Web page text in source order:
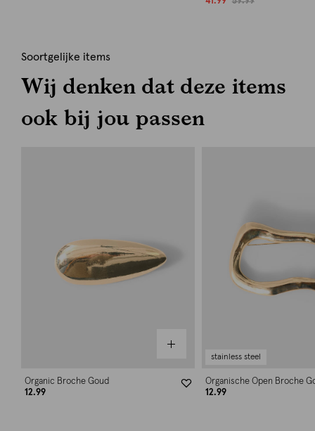
Soortgelijke items
Wij denken dat deze items
ook bij jou passen
Organic Broche Goud
12.99
stainless steel
Organische Open Broche
12.99